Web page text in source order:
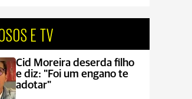
E TV
Cid Moreira deserda filho
e diz: "Foi um engano te
adotar"